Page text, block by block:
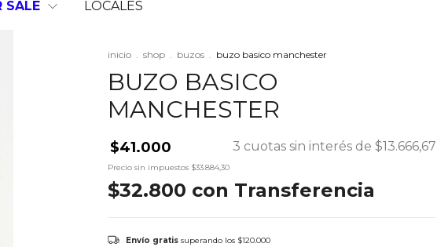
SALE LOCALES
inicio . shop . buzos . buzo basico manchester
BUZO BASICO
MANCHESTER
$41.000 3 cuotas sin interés de $13.666,67
Precio sin impuestos $33.884,30
$32.800 con Transferencia
Envío gratis superando los $120.000